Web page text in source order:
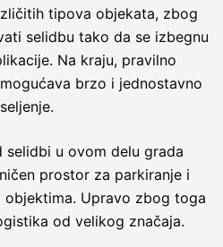
tipova objekata, zbog
selidbu tako da se izbegnu
Na kraju, pravilno
brzo i jednostavno
selidbi u ovom delu grada
prostor za parkiranje i
Upravo zbog toga
od velikog značaja.